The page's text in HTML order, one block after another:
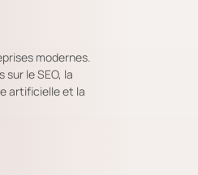
modernes.
le SEO, la
artificielle et la